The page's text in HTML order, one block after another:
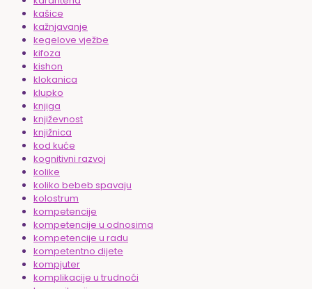
kašice
kažnjavanje
kegelove vježbe
kifoza
kishon
klokanica
klupko
knjiga
književnost
knjižnica
kod kuće
kognitivni razvoj
kolike
koliko bebeb spavaju
kolostrum
kompetencije
kompetencije u odnosima
kompetencije u radu
kompetentno dijete
kompjuter
komplikacije u trudnoći